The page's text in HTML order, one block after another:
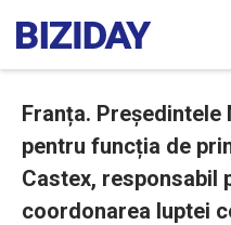
Franța.
pentru funcția de
Castex, responsabil
coordonarea luptei